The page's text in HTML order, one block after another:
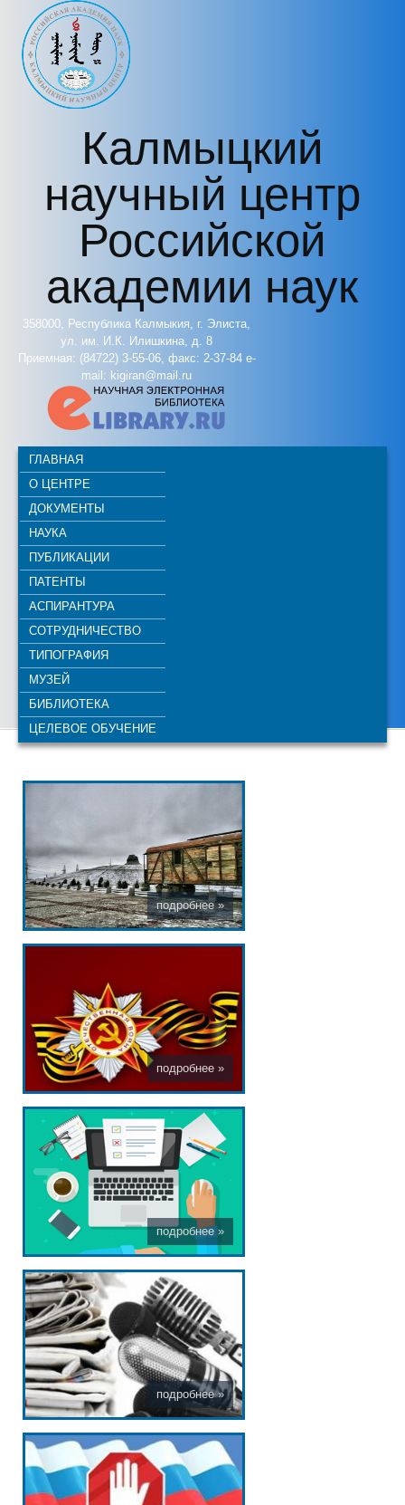
Перейти к основному содержанию
Калмыцкий
научный центр
Российской
академии наук
358000, Республика Калмыкия, г. Элиста,
ул. им. И.К. Илишкина, д. 8
Приемная: (84722) 3-55-06, факс: 2-37-84 e-
mail: kigiran@mail.ru
ГЛАВНАЯ
О ЦЕНТРЕ
ДОКУМЕНТЫ
НАУКА
ПУБЛИКАЦИИ
ПАТЕНТЫ
АСПИРАНТУРА
СОТРУДНИЧЕСТВО
ТИПОГРАФИЯ
МУЗЕЙ
БИБЛИОТЕКА
ЦЕЛЕВОЕ ОБУЧЕНИЕ